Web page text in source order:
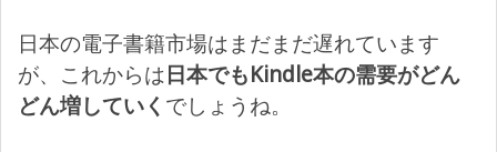
日本の電子書籍市場はまだまだ遅れています
が、これからは日本でもKindle本の需要がどん
どん増していく でしょうね。